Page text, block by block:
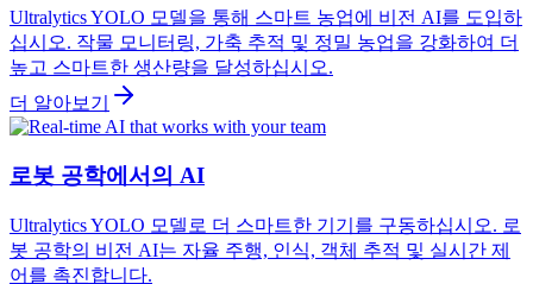
Ultralytics YOLO 모델을 통해 스마트 농업에 비전 AI를 도입하
십시오. 작물 모니터링, 가축 추적 및 정밀 농업을 강화하여 더
높고 스마트한 생산량을 달성하십시오.
더 알아보기
로봇 공학에서의 AI
Ultralytics YOLO 모델로 더 스마트한 기기를 구동하십시오. 로
봇 공학의 비전 AI는 자율 주행, 인식, 객체 추적 및 실시간 제
어를 촉진합니다.